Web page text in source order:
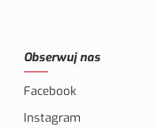
Obserwuj nas
Facebook
Instagram